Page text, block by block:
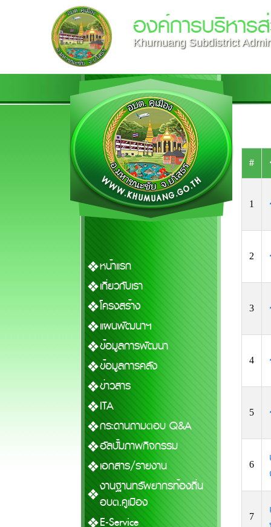
องค์การบริหาร
Khumuang Subdistrict
หน้าแรก
เกี่ยวกับเรา
โครงสร้าง
แผนพัฒนาฯ
ข้อมูลการพัฒนา
ข้อมูลการคลัง
ข่าวสาร
ITA
กระดานถามตอบ Q&A
อัลบั้มภาพกิจกรรม
เอกสาร/รายงาน
งานฐานทรัพยากรท้องถิ่น
อบต.คูเมือง
E-Service
#
1
2
3
4
5
6
7